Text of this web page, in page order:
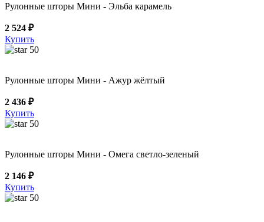
Рулонные шторы Мини - Эльба карамель
2 524 ₽
Купить
50
Рулонные шторы Мини - Ажур жёлтый
2 436 ₽
Купить
50
Рулонные шторы Мини - Омега светло-зеленый
2 146 ₽
Купить
50